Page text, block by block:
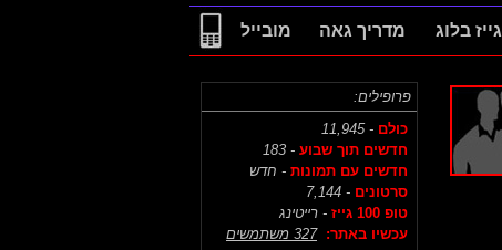
גייז בלוג מדריך גאה מובייל
פרופילים:
כולם - 11,945
חדשים תוך שבוע - 183
חדשים עם תמונות - חדש
סרטונים - 7,144
טופ 100 גייז
- רייטינג
עכשיו באתר: 327 משתמשים